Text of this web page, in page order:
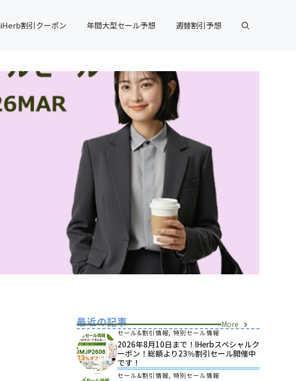
iHerb割引クーポン 年間大型セール予想 週替割引予想
最近の記事 More
セール&割引情報, 特別セール情報
2026年8月10日まで！iHerbスペシャルク
ーポン！総額より23％割引セール開催中
です！
セール&割引情報, 特別セール情報